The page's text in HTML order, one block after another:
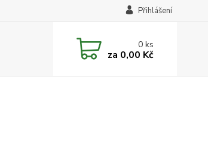
Přihlášení
0ks
za 0,00 Kč